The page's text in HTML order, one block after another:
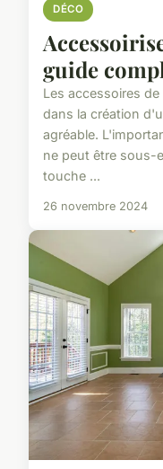
DÉCO
guide
Les accessoires
dans la création
agréable.
ne peut être sous-
touche ...
26 novembre 2024